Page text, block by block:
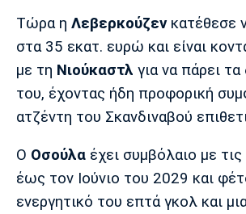
Μάντσεστερ
Γιουνάιτεντ
Τσέλσι
Λίβερπουλ
Μάντσεστερ
Τώρα η Λεβερκούζενκατέθεσε
στα 35 εκατ. ευρώ και είναι
με τη Νιούκαστλ για να πάρει
του, έχοντας ήδη προφορική
ατζέντη του Σκανδιναβού
Ο Οσούλα έχει συμβόλαιο με
έως τον Ιούνιο του 2029 και
ενεργητικό του επτά γκολ και